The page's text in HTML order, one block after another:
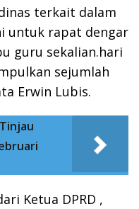
terkait dalam
untuk rapat dengar
guru sekalian.hari
sejumlah
Erwin Lubis.
Ketua DPRD ,